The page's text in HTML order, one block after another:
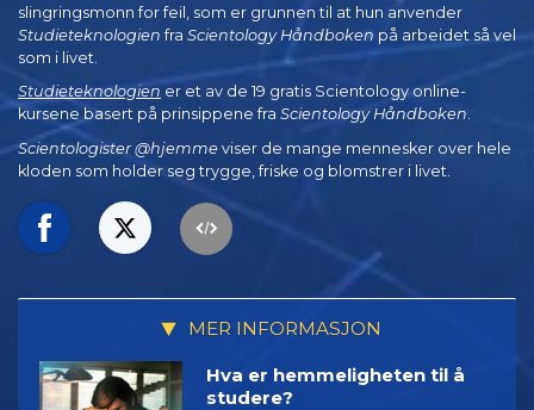
slingringsmonn for feil, som er grunnen til at hun anvender
Studieteknologien fra Scientology Håndboken på arbeidet så vel
som i livet.
Studieteknologien er et av de 19 gratis Scientology online-
kursene basert på prinsippene fra Scientology Håndboken.
Scientologister @hjemme viser de mange mennesker over hele
kloden som holder seg trygge, friske og blomstrer i livet.
MER INFORMASJON
Hva er hemmeligheten til å
studere?